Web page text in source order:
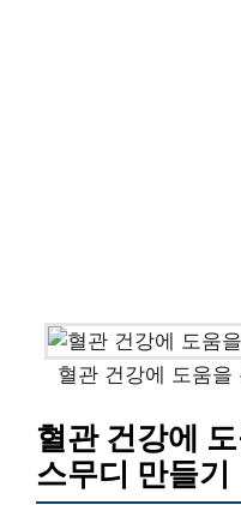
혈관 건강에 도움을
혈관 건강에
스무디 만들기